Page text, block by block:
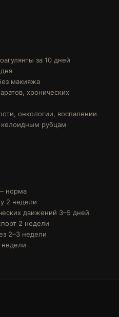
за 10 дней
макияжа
хронических
онкологии, воспалении
келоидным рубцам
норма
2 недели
движений 3–5 дней
2 недели
2–3 недели